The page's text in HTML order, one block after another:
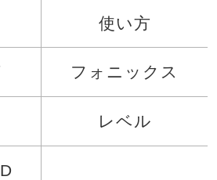
使い方
フォニックス
レベル